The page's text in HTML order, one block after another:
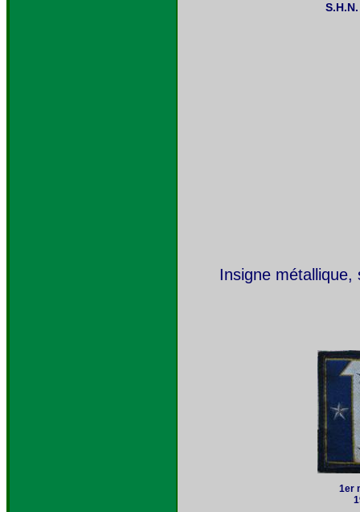
S.H.N.
Insigne
1er